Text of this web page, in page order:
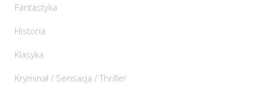
Fantastyka
Historia
Klasyka
Kryminał / Sensacja / Thriller